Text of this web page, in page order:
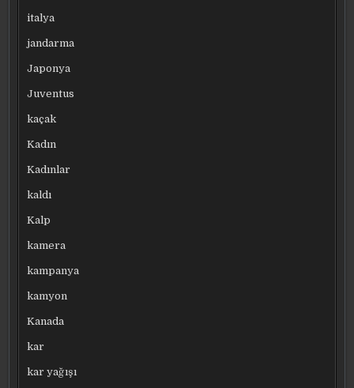
italya
jandarma
Japonya
Juventus
kaçak
Kadın
Kadınlar
kaldı
Kalp
kamera
kampanya
kamyon
Kanada
kar
kar yağışı